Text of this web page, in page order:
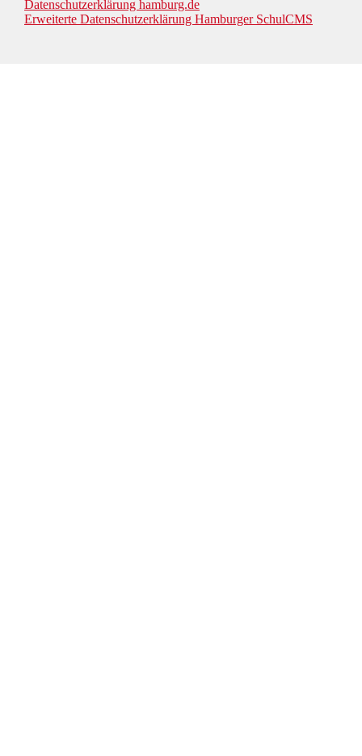
Datenschutzerklärung hamburg.de
Erweiterte Datenschutzerklärung Hamburger SchulCMS